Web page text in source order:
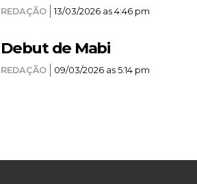
REDAÇÃO 13/03/2026 as 4:46 pm
Debut de Mabi
REDAÇÃO 09/03/2026 as 5:14 pm